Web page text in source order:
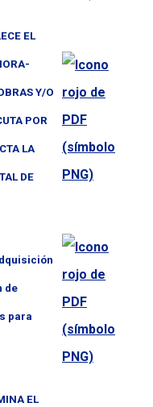
EL
Y/O
POR
LA
DE
de
para
EL